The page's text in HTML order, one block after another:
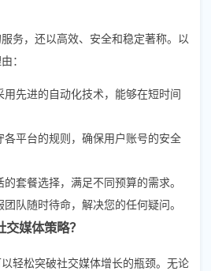
务，还以高效、安全和稳定著称。以
：
用先进的自动化技术，能够在短时间
各平台的规则，确保用户账号的安全
套餐选择，满足不同预算的需求。
队随时待命，解决您的任何疑问。
媒体策略？
轻松突破社交媒体增长的瓶颈。无论